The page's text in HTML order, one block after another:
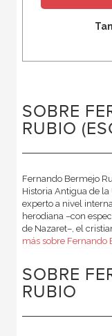
SOBRE
RUBIO
Fernando Bermejo
Historia Antigua de
experto a nivel
herodiana –con
de Nazaret–, el
más sobre Fernando
SOBRE
RUBIO